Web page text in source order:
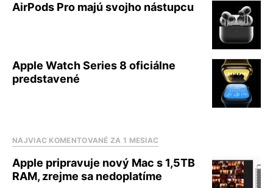
AirPods Pro majú svojho nástupcu
Apple Watch Series 8 oficiálne
predstavené
NAJVIAC KOMENTOVANÉ ZA 1 MESIAC
Apple pripravuje nový Mac s 1,5TB
RAM, zrejme sa nedoplatíme